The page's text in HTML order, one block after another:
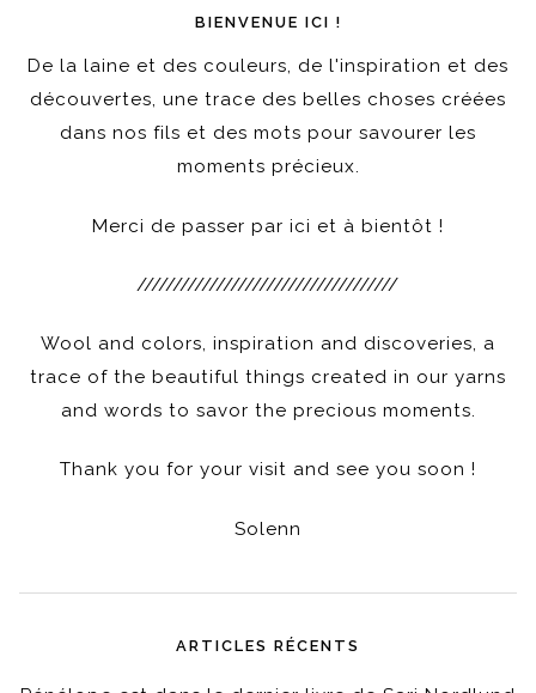
BIENVENUE ICI !
De la laine et des couleurs, de l'inspiration et des
découvertes, une trace des belles choses créées
dans nos fils et des mots pour savourer les
moments précieux.
Merci de passer par ici et à bientôt !
////////////////////////////////////
Wool and colors, inspiration and discoveries, a
trace of the beautiful things created in our yarns
and words to savor the precious moments.
Thank you for your visit and see you soon !
Solenn
ARTICLES RÉCENTS